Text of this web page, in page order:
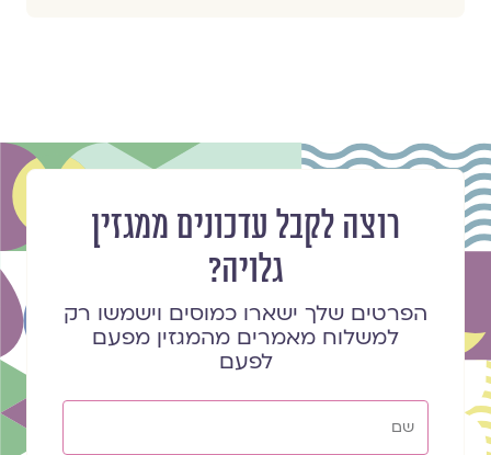
רוצה לקבל עדכונים ממגזין
גלויה?
הפרטים שלך ישארו כמוסים וישמשו רק
למשלוח מאמרים מהמגזין מפעם
לפעם